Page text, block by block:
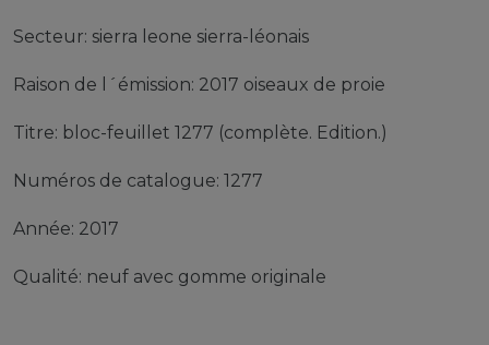
Secteur: sierra leone sierra-léonais
Raison de l´émission: 2017 oiseaux de proie
Titre: bloc-feuillet 1277 (complète. Edition.)
Numéros de catalogue: 1277
Année: 2017
Qualité: neuf avec gomme originale